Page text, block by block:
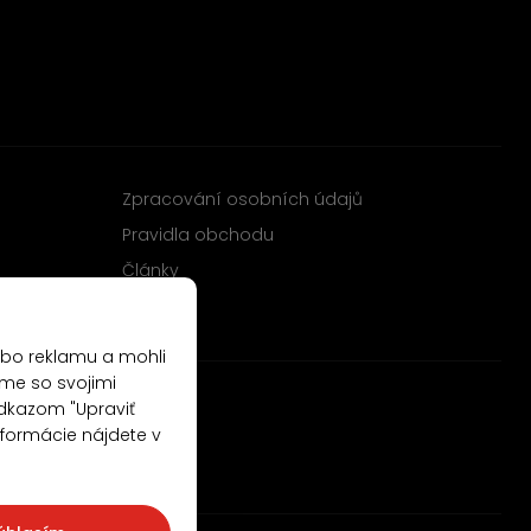
Zpracování osobních údajů
Pravidla obchodu
Články
reklamu a mohli
so svojimi
"Upraviť
nájdete v